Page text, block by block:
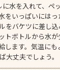
水を入れて、ペ
をいっぱいには
をバケツに差し
トボトルから水
します。気温に
大丈夫でしょう。